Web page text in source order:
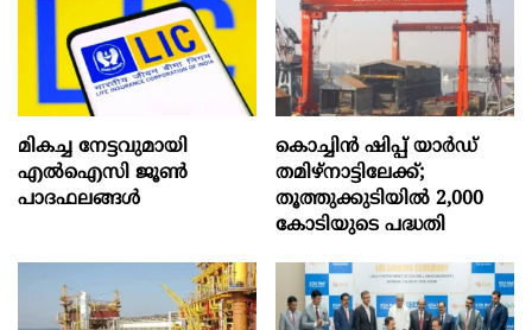
മികച്ച നേട്ടവുമായി
എൽഐസി ജൂൺ
പാദഫലങ്ങൾ
കൊച്ചിന്‍ ഷിപ്പ് യാർഡ്
തമിഴ്നാട്ടിലേക്ക്;
തൂത്തുക്കുടിയിൽ 2,000
കോടിയുടെ പദ്ധതി